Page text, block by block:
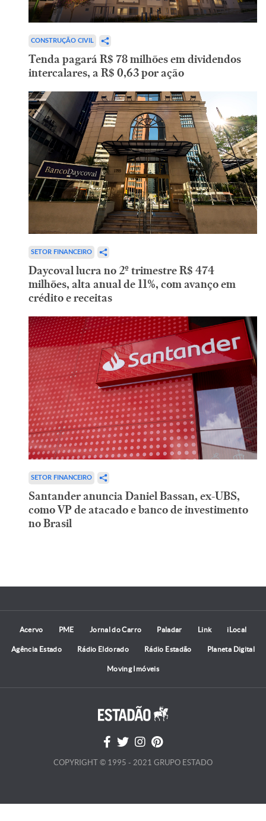
CONSTRUÇÃO CIVIL
Tenda pagará R$ 78 milhões em dividendos
intercalares, a R$ 0,63 por ação
SETOR FINANCEIRO
Daycoval lucra no 2º trimestre R$ 474
milhões, alta anual de 11%, com avanço em
crédito e receitas
SETOR FINANCEIRO
Santander anuncia Daniel Bassan, ex-UBS,
como VP de atacado e banco de investimento
no Brasil
Acervo PME Jornal do Carro Paladar Link iLocal
Agência Estado Rádio Eldorado Rádio Estadão Planeta Digital
Moving Imóveis
COPYRIGHT © 1995 - 2021 GRUPO ESTADO